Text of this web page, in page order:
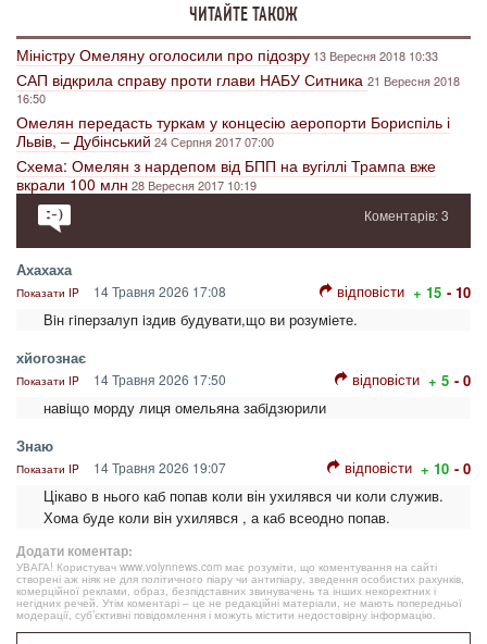
ЧИТАЙТЕ ТАКОЖ
Міністру Омеляну оголосили про підозру 13 Вересня 2018 10:33
САП відкрила справу проти глави НАБУ Ситника 21 Вересня 2018
16:50
Омелян передасть туркам у концесію аеропорти Бориспіль і
Львів, – Дубінський24 Серпня 2017 07:00
Схема: Омелян з нардепом від БПП на вугіллі Трампа вже
вкрали 100 млн28 Вересня 2017 10:19
Коментарів: 3
Ахахаха
Показати IP 14 Травня 2026 17:08 відповісти + 15 - 10
Вiн гiперзалуп iздив будувати,що ви розумiете.
хйогознає
Показати IP 14 Травня 2026 17:50 відповісти + 5 - 0
навiщо морду лиця омельяна забiдзюрили
Знаю
Показати IP 14 Травня 2026 19:07 відповісти + 10 - 0
Цікаво в нього каб попав коли він ухилявся чи коли служив.
Хома буде коли він ухилявся , а каб всеодно попав.
Додати коментар:
УВАГА! Користувач www.volynnews.com має розуміти, що коментування на сайті
створені аж ніяк не для політичного піару чи антипіару, зведення особистих рахунків,
комерційної реклами, образ, безпідставних звинувачень та інших некоректних і
негідних речей. Утім коментарі – це не редакційні матеріали, не мають попередньої
модерації, суб’єктивні повідомлення і можуть містити недостовірну інформацію.